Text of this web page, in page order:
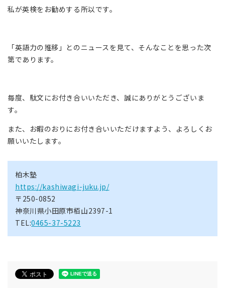
私が英検をお勧めする所以です。
「英語力の推移」とのニュースを見て、そんなことを思った次
第であります。
毎度、駄文にお付き合いいただき、誠にありがとうございま
す。
また、お暇のおりにお付き合いいただけますよう、よろしくお
願いいたします。
柏木塾
https://kashiwagi-juku.jp/
〒250-0852
神奈川県小田原市栢山2397-1
TEL:0465-37-5223